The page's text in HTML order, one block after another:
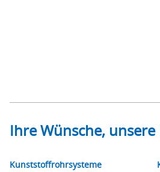
Ihre Wünsche,
Kunststoffrohrsysteme